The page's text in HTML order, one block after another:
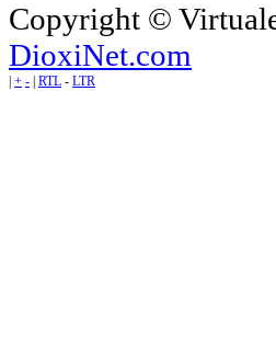
Copyright ©
DioxiNet.com
| + - | RTL - LTR